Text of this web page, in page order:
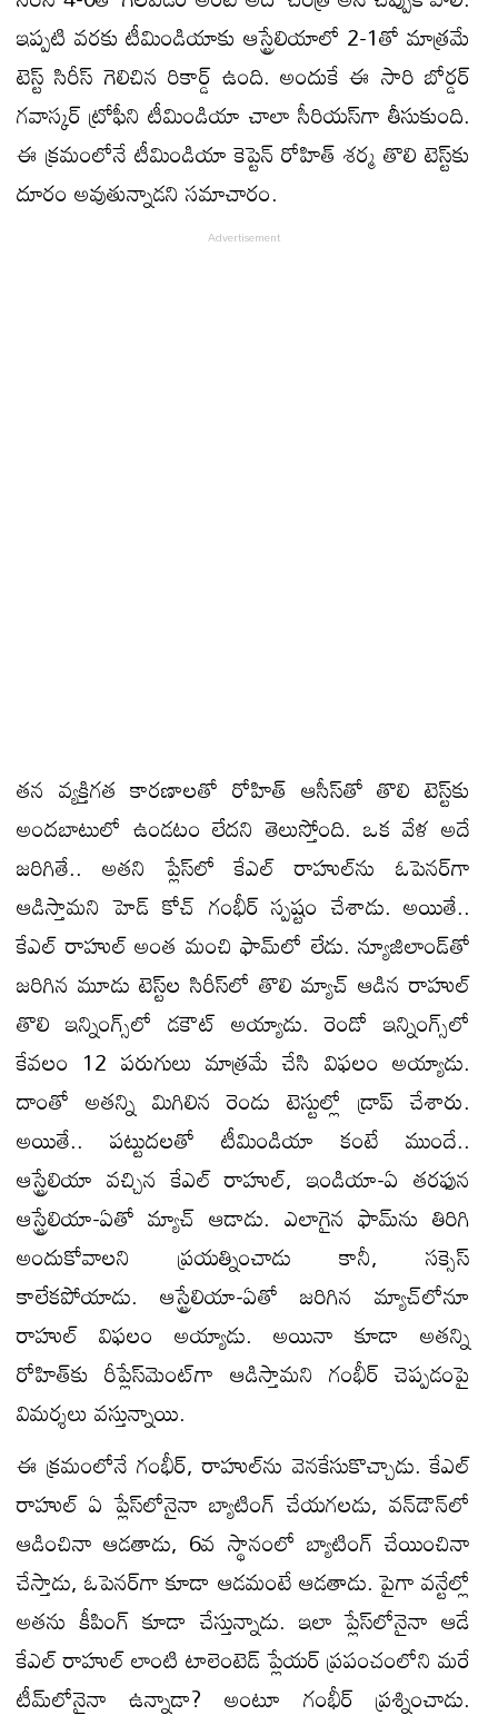
ఇప్పటి వరకు టీమిండియాకు ఆస్ట్రేలియాలో 2-1తో మాత్రమే
టెస్ట్‌ సిరీస్‌ గెలిచిన రికార్డ్‌ ఉంది. అందుకే ఈ సారి బోర్డర్‌
గవాస్కర్‌ ట్రోఫీని టీమిండియా చాలా సీరియస్‌గా తీసుకుంది.
ఈ క్రమంలోనే టీమిండియా కెప్టెన్‌ రోహిత్‌ శర్మ తొలి టెస్ట్‌కు
దూరం అవుతున్నాడని సమాచారం.
తన వ్యక్తిగత కారణాలతో రోహిత్‌ ఆసీస్‌తో తొలి టెస్ట్‌కు
అందబాటులో ఉండటం లేదని తెలుస్తోంది. ఒక వేళ అదే
జరిగితే.. అతని ప్లేస్‌లో కేఎల్‌ రాహుల్‌ను ఓపెనర్‌గా
ఆడిస్తామని హెడ్‌ కోచ్‌ గంభీర్‌ స్పష్టం చేశాడు. అయితే..
కేఎల్‌ రాహుల్‌ అంత మంచి ఫామ్‌లో లేడు. న్యూజిలాండ్‌తో
జరిగిన మూడు టెస్ట్‌ల సిరీస్‌లో తొలి మ్యాచ్‌ ఆడిన రాహుల్‌
తొలి ఇన్నింగ్స్‌లో డకౌట్‌ అయ్యాడు. రెండో ఇన్నింగ్స్‌లో
కేవలం 12 పరుగులు మాత్రమే చేసి విఫలం అయ్యాడు.
దాంతో అతన్ని మిగిలిన రెండు టెస్టుల్లో డ్రాప్‌ చేశారు.
అయితే.. పట్టుదలతో టీమిండియా కంటే ముందే..
ఆస్ట్రేలియా వచ్చిన కేఎల్‌ రాహుల్‌, ఇండియా-ఏ తరఫున
ఆస్ట్రేలియా-ఏతో మ్యాచ్‌ ఆడాడు. ఎలాగైన ఫామ్‌ను తిరిగి
అందుకోవాలని ప్రయత్నించాడు కానీ, సక్సెస్‌
కాలేకపోయాడు. ఆస్ట్రేలియా-ఏతో జరిగిన మ్యాచ్‌లోనూ
రాహుల్‌ విఫలం అయ్యాడు. అయినా కూడా అతన్ని
రోహిత్‌కు రీప్లేస్‌మెంట్‌గా ఆడిస్తామని గంభీర్‌ చెప్పడంపై
విమర్శలు వస్తున్నాయి.
ఈ క్రమంలోనే గంభీర్‌, రాహుల్‌ను వెనకేసుకొచ్చాడు. కేఎల్‌
రాహుల్‌ ఏ ప్లేస్‌లోనైనా బ్యాటింగ్‌ చేయగలడు, వన్‌డౌన్‌లో
ఆడించినా ఆడతాడు, 6వ స్థానంలో బ్యాటింగ్‌ చేయించినా
చేస్తాడు, ఓపెనర్‌గా కూడా ఆడమంటే ఆడతాడు. పైగా వన్టేల్లో
అతను కీపింగ్‌ కూడా చేస్తున్నాడు. ఇలా ప్లేస్‌లోనైనా ఆడే
కేఎల్‌ రాహుల్‌ లాంటి టాలెంటెడ్‌ ప్లేయర్‌ ప్రపంచంలోని మరే
టీమ్‌లోనైనా ఉన్నాడా? అంటూ గంభీర్‌ ప్రశ్నించాడు.